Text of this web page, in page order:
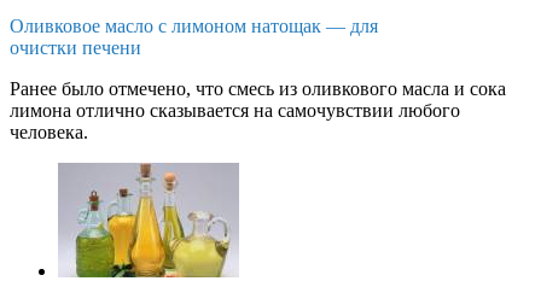
Оливковое масло с лимоном натощак — для
очистки печени
Ранее было отмечено, что смесь из оливкового масла и сока
лимона отлично сказывается на самочувствии любого
человека.